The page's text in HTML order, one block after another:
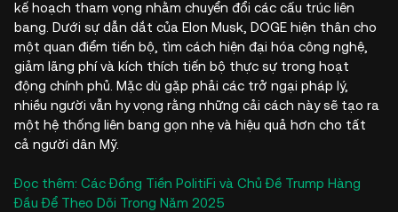
kế hoạch tham vọng nhằm chuyển đổi các cấu trúc liên
bang. Dưới sự dẫn dắt của Elon Musk, DOGE hiện thân cho
một quan điểm tiến bộ, tìm cách hiện đại hóa công nghệ,
giảm lãng phí và kích thích tiến bộ thực sự trong hoạt
động chính phủ. Mặc dù gặp phải các trở ngại pháp lý,
nhiều người vẫn hy vọng rằng những cải cách này sẽ tạo ra
một hệ thống liên bang gọn nhẹ và hiệu quả hơn cho tất
cả người dân Mỹ.
Đọc thêm: Các Đồng Tiền PolitiFi và Chủ Đề Trump Hàng
Đầu Để Theo Dõi Trong Năm 2025